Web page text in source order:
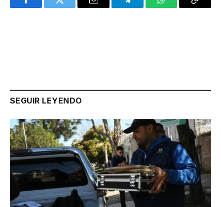
FacebookTwitter Email TelegramWhatsAppCopy
SEGUIR LEYENDO